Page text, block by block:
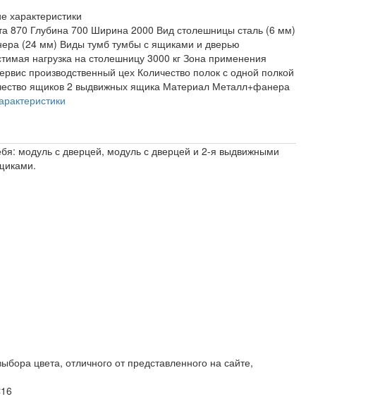
характеристики
870 Глубина 700 Ширина 2000 Вид столешницы сталь (6 мм)
(24 мм) Виды тумб тумбы с ящиками и дверью
нагрузка на столешницу 3000 кг Зона применения
производственный цех Количество полок с одной полкой
ящиков 2 выдвижных ящика Материал Металл+фанера
модуль с дверцей, модуль с дверцей и 2-я выдвижными
цвета, отличного от представленного на сайте,